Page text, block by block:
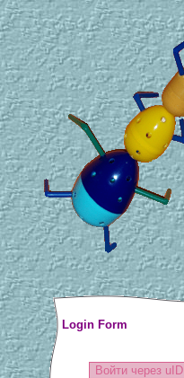
Login Form
Войти через uID